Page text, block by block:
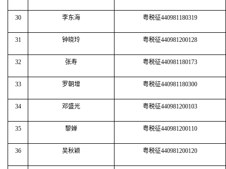
30 李东海 粤税征440981180319
31 钟晓玲 粤税征440981200128
32 张寿 粤税征440981180173
33 罗朝增 粤税征440981180300
34 邓盛光 粤税征440981200103
35 黎婵 粤税征440981200110
36 吴秋颖 粤税征440981200120